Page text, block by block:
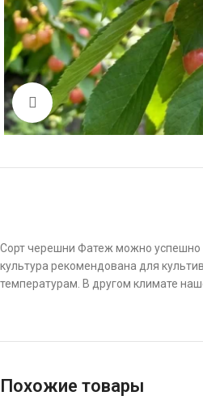
Click to enlarge
Сорт черешни Фатеж можно успешно
культура рекомендована для
температурам. В другом климате
Похожие товары